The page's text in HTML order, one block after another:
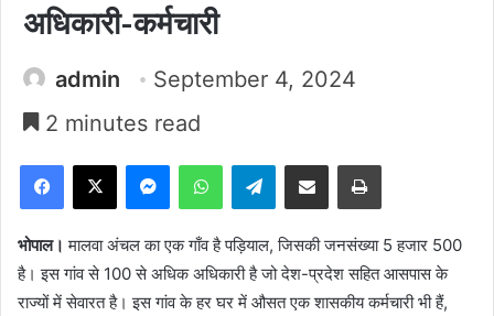
अधिकारी-कर्मचारी
admin
September 4, 2024
2 minutes read
Facebook
X MessengerWhatsAppTelegramShare via Email Print
भोपाल। मालवा अंचल का एक गाँव है पड़ियाल, जिसकी जनसंख्या 5 हजार 500
है। इस गांव से 100 से अधिक अधिकारी है जो देश-प्रदेश सहित आसपास के
राज्यों में सेवारत है। इस गांव के हर घर में औसत एक शासकीय कर्मचारी भी हैं,